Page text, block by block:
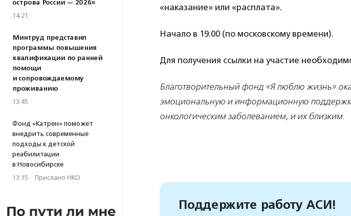
острова России — 2026»
14:21
Минтруд представил
программы повышения
квалификации по ранней
помощи
и сопровождаемому
проживанию
13:45
Фонд «Катрен» поможет
внедрить современные
подходы к детской
реабилитации
в Новосибирске
13:15 · Прислано НКО
«наказание» или «расплата».
Начало в 19.00 (по московскому времени).
Для получения ссылки на участие
Благотворительный фонд «Я люблю жизнь»
эмоциональную и информационную
онкологическим заболеванием, и их близким.
Поддержите работу АСИ!